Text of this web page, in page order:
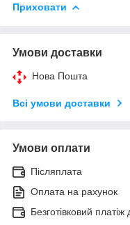
Приховати
Умови доставки
Нова Пошта
Всі умови доставки
Умови оплати
Післяплата
Оплата на рахунок
Безготівковий платіж